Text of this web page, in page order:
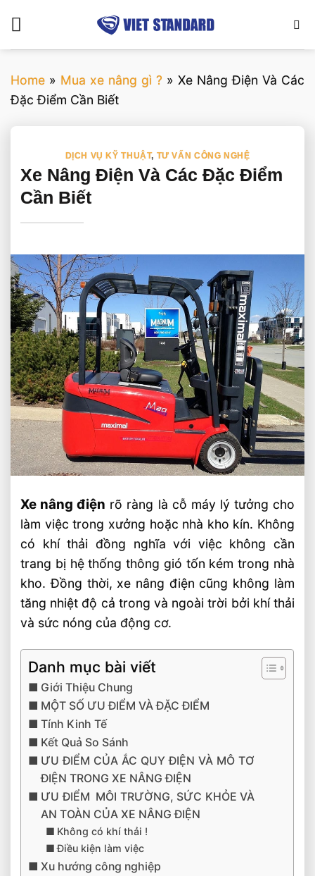
qua
nội
Home » Mua xe nâng gì ? » Xe Nâng Điện Và Các
Đặc Điểm Cần Biết
DỊCH VỤ KỸ THUẬT, TƯ VẤN CÔNG NGHỆ
Xe Nâng Điện Và Các Đặc Điểm
Cần Biết
Xe nâng điện rõ ràng là cỗ máy lý tưởng cho
làm việc trong xưởng hoặc nhà kho kín. Không
có khí thải đồng nghĩa với việc không cần
trang bị hệ thống thông gió tốn kém trong nhà
kho. Đồng thời, xe nâng điện cũng không làm
tăng nhiệt độ cả trong và ngoài trời bởi khí thải
và sức nóng của động cơ.
Danh mục bài viết
Giới Thiệu Chung
MỘT SỐ ƯU ĐIỂM VÀ ĐẶC ĐIỂM
Tính Kinh Tế
Kết Quả So Sánh
ƯU ĐIỂM CỦA ẮC QUY ĐIỆN VÀ MÔ TƠ
ĐIỆN TRONG XE NÂNG ĐIỆN
ƯU ĐIỂM MÔI TRƯỜNG, SỨC KHỎE VÀ
AN TOÀN CỦA XE NÂNG ĐIỆN
Không có khí thải !
Điều kiện làm việc
Xu hướng công nghiệp